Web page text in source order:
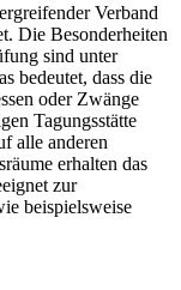
Verband
Die Besonderheiten
sind unter
bedeutet, dass die
oder Zwänge
Tagungsstätte
alle anderen
erhalten das
zur
beispielsweise